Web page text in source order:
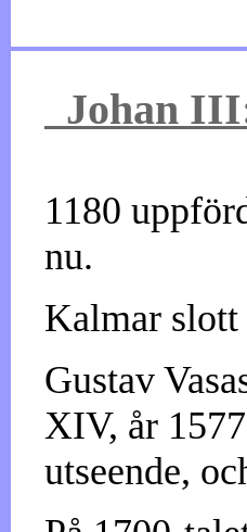
Johan
1180
nu.
Kalmar
Gustav
XIV, år
utseende,